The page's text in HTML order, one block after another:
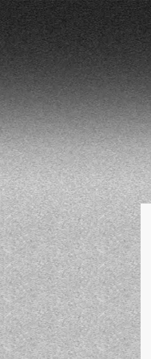
Перейти к основному